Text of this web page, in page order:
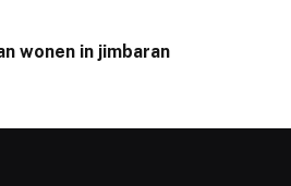
wonen in jimbaran